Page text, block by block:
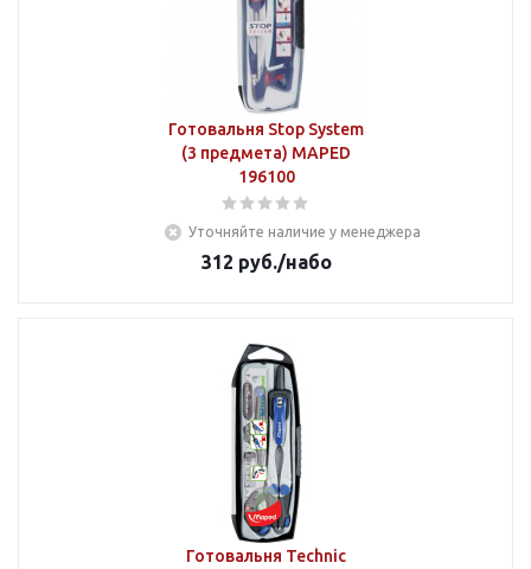
Готовальня Stop System
(3 предмета) MAPED
196100
Уточняйте наличие у менеджера
312 руб./набо
Готовальня Technic